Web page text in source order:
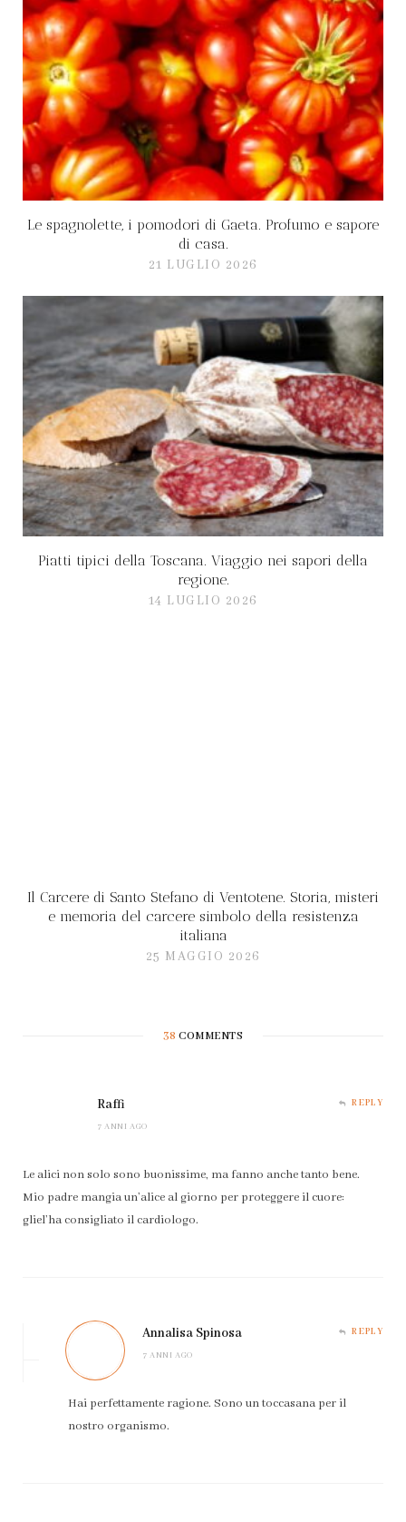
Le spagnolette, i pomodori di Gaeta. Profumo e sapore
di casa.
21 LUGLIO 2026
Piatti tipici della Toscana. Viaggio nei sapori della
regione.
14 LUGLIO 2026
Il Carcere di Santo Stefano di Ventotene. Storia, misteri
e memoria del carcere simbolo della resistenza
italiana
25 MAGGIO 2026
38 COMMENTS
Raffi
7 ANNI AGO
REPLY
Le alici non solo sono buonissime, ma fanno anche tanto bene.
Mio padre mangia un’alice al giorno per proteggere il cuore:
gliel’ha consigliato il cardiologo.
Annalisa Spinosa
7 ANNI AGO
REPLY
Hai perfettamente ragione. Sono un toccasana per il
nostro organismo.